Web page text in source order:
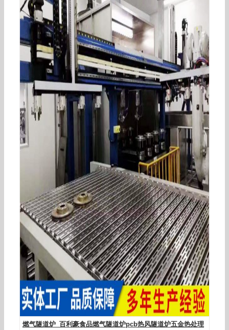
燃气隧道炉_百利豪食品燃气隧道炉pcb热风隧道炉五金热处理
皮带输送线_专业供应各类高温烘烤隧道炉生产线
皮带输送线批发